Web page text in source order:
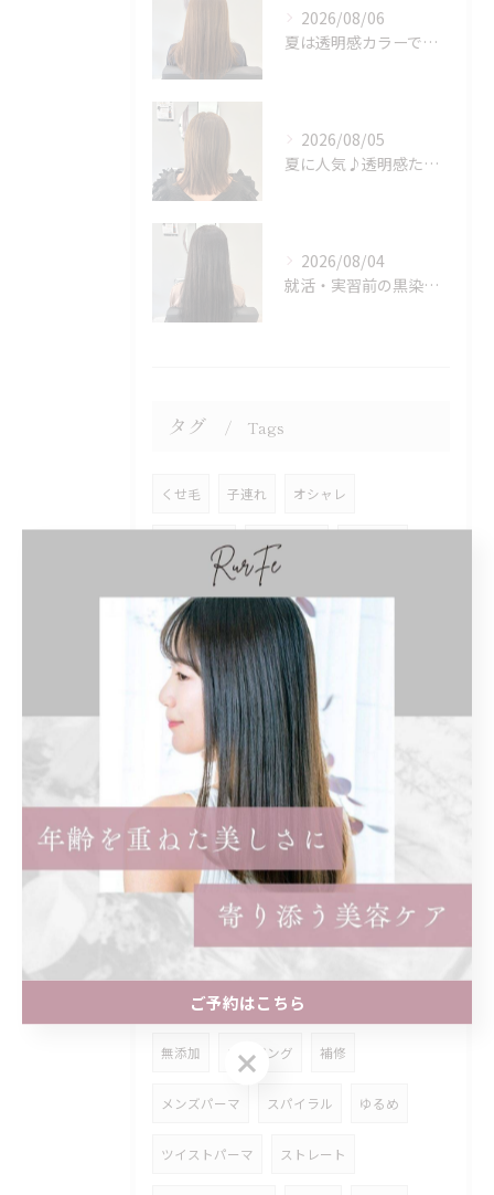
2026/08/06
夏は透明感カラーでイメチェン♪ブリーチなしでも明るくできます！
2026/08/05
夏に人気♪透明感たっぷりミルクティーベージュカラー
2026/08/04
就活・実習前の黒染めはちょっと待って！次のカラーも楽しみたい方へ♪
タグ Tags
くせ毛 子連れ オシャレ
白髪ぼかし ハイライト
女性のみ まつ毛パーマ パリジェンヌ
ロッド 奥目 効果
ショート レディース 前髪あり
ショートボブ インナーカラー
イヤリングカラー ロング
トリートメント ストレートパーマ
縮毛矯正 どっちがいい 髪質改善
まつげ マツパ 個室 髪型
名古屋市 アジュバン
無添加 エイジング 補修
メンズパーマ スパイラル ゆるめ
ツイストパーマ ストレート
ご予約はこちら
ご予約はこちら